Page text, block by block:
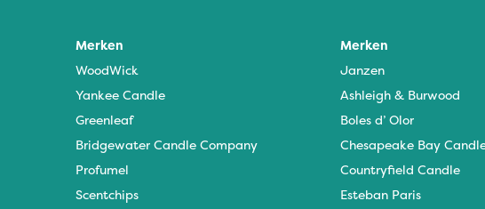
Merken
WoodWick
Yankee Candle
Greenleaf
Bridgewater Candle Company
Profumel
Scentchips
Merken
Janzen
Ashleigh & Burwood
Boles d’ Olor
Chesapeake Bay
Countryfield Candle
Esteban Paris